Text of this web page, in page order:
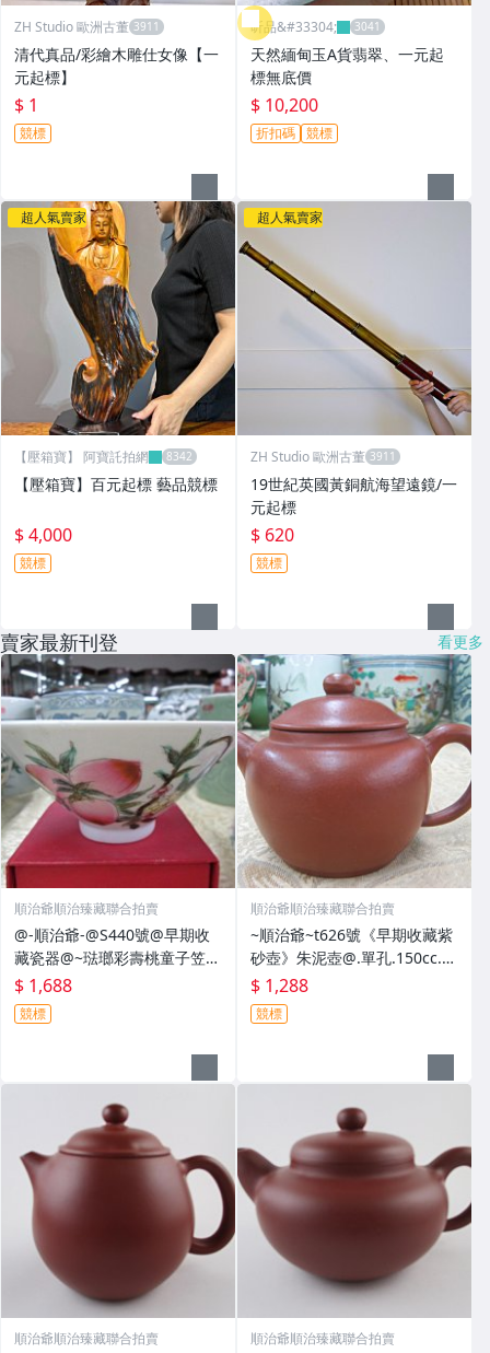
ZH Studio 歐洲古董
清代真品/彩繪木雕仕女像【一
元起標】
$ 1
競標
昕品&#33304;
天然緬甸玉A貨翡翠、一元起
標無底價
$ 10,200
折扣碼 競標
超人氣賣家
【壓箱寶】 阿寶託拍網
【壓箱寶】百元起標 藝品競標
$ 4,000
競標
超人氣賣家
ZH Studio 歐洲古董
19世紀英國黃銅航海望遠鏡/一
元起標
$ 620
競標
賣家最新刊登 看更多
順治爺順治臻藏聯合拍賣
@-順治爺-@S440號@早期收
藏瓷器@~琺瑯彩壽桃童子笠帽
碗~大清雍正年製~@1688元起
標
$ 1,688
競標
順治爺順治臻藏聯合拍賣
~順治爺~t626號《早期收藏紫
砂壺》朱泥壺@.單孔.150cc.中
華人民共和國外交部禮品專用
@1288元起標
$ 1,288
競標
順治爺順治臻藏聯合拍賣 順治爺順治臻藏聯合拍賣